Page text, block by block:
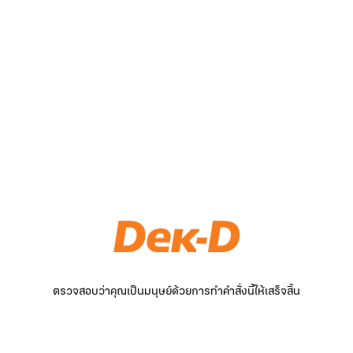
ตรวจสอบว่าคุณเป็นมนุษย์ด้วยการทำคำสั่งนี้ให้เสร็จสิ้น